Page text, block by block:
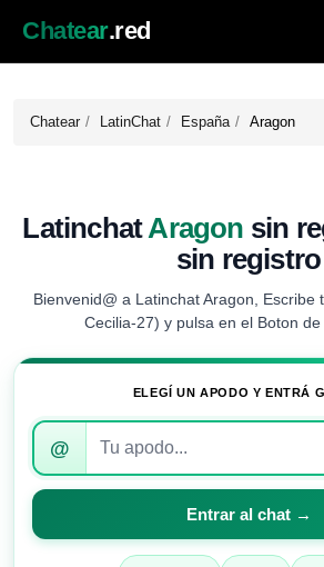
Chatear.red
Chatear LatinChat España Aragon
LatinchatAragon sin
sin registro
Bienvenid@ a Latinchat Aragon, Escribe
Cecilia-27) y pulsa en el Boton de
ELEGÍ UN APODO Y ENTRÁ
Introduce
apodo
para
entrar
@
Entrar al chat →